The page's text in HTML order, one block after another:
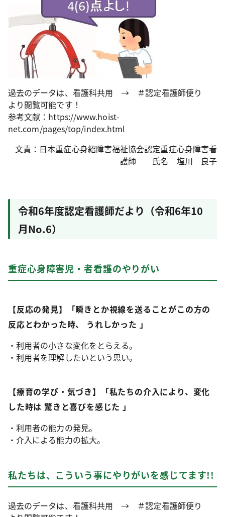
過去のデータは、看護科共用 → ＃認定看護師便り
より閲覧可能です！
参考文献：https://www.hoist-
net.com/pages/top/index.html
文責：日本重症心身紹障害福祉協会認定重症心身障害看
護師 氏名 塩川 良子
令和6年度認定看護師だより（令和6年10
月No.6）
重症心身障害児・者看護のやりがい
【反応の発見】「瞬きとか視線を送ることがこの方の
反応とわかった時、 うれしかった 」
・利用者の小さな変化をとらえる。
・利用者を理解したいという思い。
【療育の学び・気づき】「私たちの介入により、変化
した時は 驚きと喜びを感じた 」
・利用者の能力の発見。
・介入による能力の拡大。
私たちは、こういう事にやりがいを感じてます!!
過去のデータは、看護科共用 → ＃認定看護師便り